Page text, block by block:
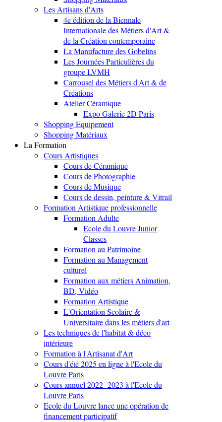
Les Artisans d'Arts
4e édition de la Biennale
Internationale des Métiers d'Art &
de la Création contemporaine
La Manufacture des Gobelins
Les Journées Particulières du
groupe LVMH
Carrousel des Métiers d'Art & de
Créations
Atelier Céramique
Expo Galerie 2D Paris
Shopping Equipement
Shopping Matériaux
La Formation
Cours Artistiques
Cours de Céramique
Cours de Photographie
Cours de Musique
Cours de dessin, peinture & Vitrail
Formation Artistique professionnelle
Formation Adulte
Ecole du Louvre Junior
Classes
Formation au Patrimoine
Formation au Management
culturel
Formation aux métiers Animation,
BD, Vidéo
Formation Artistique
L'Orientation Scolaire &
Universitaire dans les métiers d'art
Les techniques de l'habitat & déco
intérieure
Formation à l'Artisanat d'Art
Cours d'été 2025 en ligne à l'Ecole du
Louvre Paris
Cours annuel 2022- 2023 à l'Ecole du
Louvre Paris
Ecole du Louvre lance une opération de
financement participatif